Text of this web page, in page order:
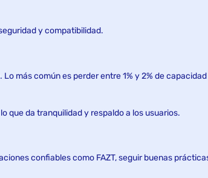
y compatibilidad.
más común es perder entre 1% y 2% de
que da tranquilidad y respaldo a los usuarios.
confiables como FAZT, seguir buenas